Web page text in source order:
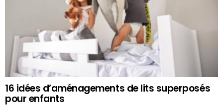
16 idées d’aménagements de lits superposés
pour enfants